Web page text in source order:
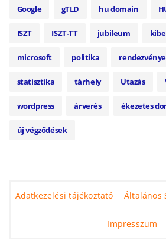
Google gTLD hu domain
ISZT ISZT-TT jubileum
microsoft politika
statisztika tárhely Utazás
wordpress árverés ékezetes
új végződések
Adatkezelési tájékoztató Általános
Impresszum